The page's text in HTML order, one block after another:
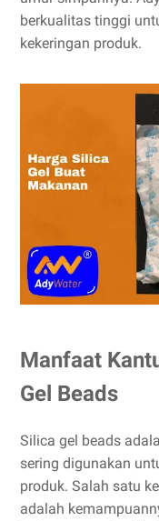
berkualitas tinggi
kekeringan produk.
Manfaat
Gel Beads
Silica gel beads
sering digunakan
produk. Salah satu
adalah